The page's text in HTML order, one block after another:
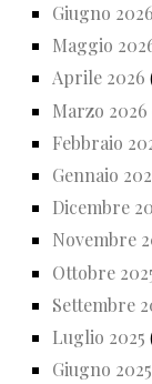
Giugno 2026
Maggio
Aprile 2026
Marzo 2026
Febbraio
Gennaio
Dicembre
Novembre
Ottobre
Settembre
Luglio 2025
Giugno 2025